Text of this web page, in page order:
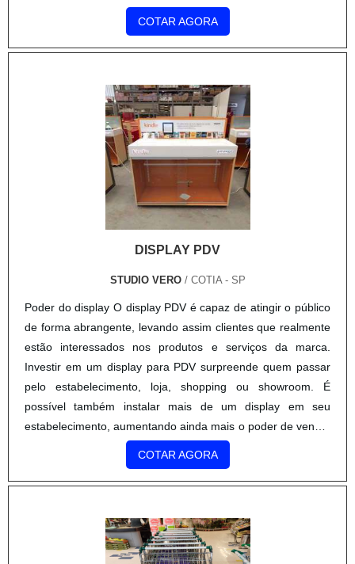
de display que oferece leveza, praticidade e ....
COTAR AGORA
DISPLAY PDV
STUDIO VERO/ COTIA - SP
Poder do display O display PDV é capaz de atingir o público
de forma abrangente, levando assim clientes que realmente
estão interessados nos produtos e serviços da marca.
Investir em um display para PDV surpreende quem passar
pelo estabelecimento, loja, shopping ou showroom. É
possível também instalar mais de um display em seu
estabelecimento, aumentando ainda mais o poder de venda.
Tipos de displays Existem diversos tipos de displ....
COTAR AGORA